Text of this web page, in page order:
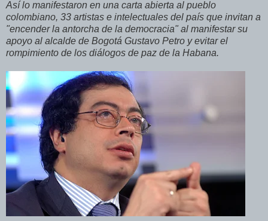
Así lo manifestaron en una carta abierta al pueblo
colombiano, 33 artistas e intelectuales del país que invitan a
"encender la antorcha de la democracia" al manifestar su
apoyo al alcalde de Bogotá Gustavo Petro y evitar el
rompimiento de los diálogos de paz de la Habana.